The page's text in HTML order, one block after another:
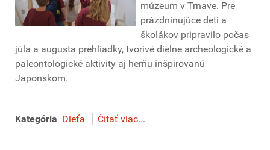
múzeum v Trnave. Pre
prázdninujúce deti a
školákov pripravilo počas
júla a augusta prehliadky, tvorivé dielne archeologické a
paleontologické aktivity aj herňu inšpirovanú
Japonskom.
Kategória Dieťa Čítať viac...